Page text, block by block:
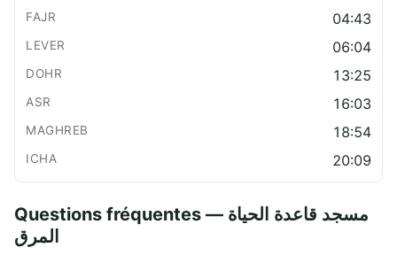
04:43
06:04
13:25
16:03
18:54
20:09
Questions fréquentes — مسجد قاعدة الحياة
المرق